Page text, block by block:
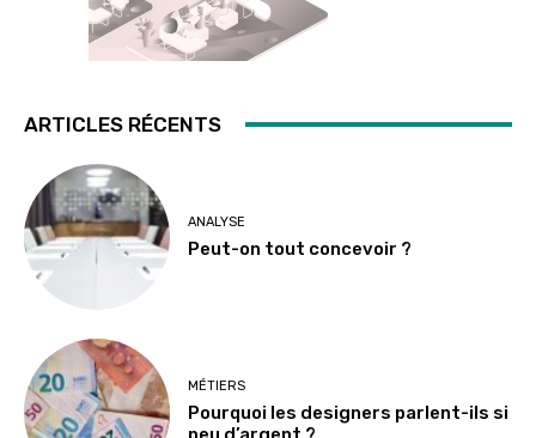
ARTICLES RÉCENTS
ANALYSE
Peut-on tout concevoir ?
MÉTIERS
Pourquoi les designers parlent-ils si